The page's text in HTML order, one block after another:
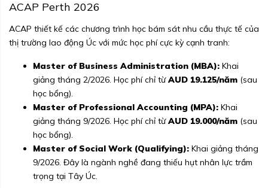
ACAP Perth 2026
ACAP thiết kế các chương trình học bám sát nhu cầu thực tế của
thị trường lao động Úc với mức học phí cực kỳ cạnh tranh:
Master of Business Administration (MBA): Khai
giảng tháng 2/2026. Học phí chỉ từAUD 19.125/năm (sau
học bổng).
Master of Professional Accounting (MPA): Khai
giảng tháng 9/2026. Học phí chỉ từAUD 19.000/năm (sau
học bổng).
Master of Social Work (Qualifying): Khai giảng tháng
9/2026. Đây là ngành nghề đang thiếu hụt nhân lực trầm
trọng tại Tây Úc.